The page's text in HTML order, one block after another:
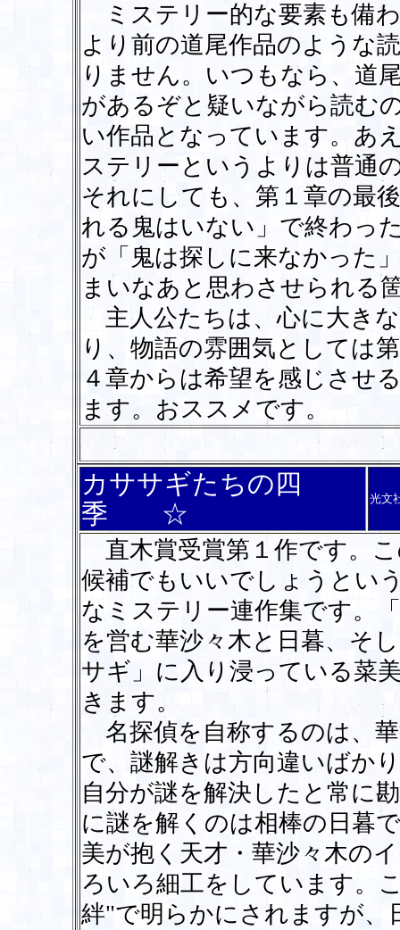
ミステリー的な要素も備
より前の道尾作品のような
りません。いつもなら、道
があるぞと疑いながら読む
い作品となっています。あ
ステリーというよりは普通
それにしても、第１章の最
れる鬼はいない」で終わっ
が「鬼は探しに来なかった
まいなあと思わさせられる
主人公たちは、心に大き
り、物語の雰囲気としては
４章からは希望を感じさせ
ます。おススメです。
カササギたちの四
季 ☆
光文
直木賞受賞第１作です。
候補でもいいでしょうとい
なミステリー連作集です。
を営む華沙々木と日暮、そ
サギ」に入り浸っている菜
きます。
名探偵を自称するのは、
で、謎解きは方向違いばか
自分が謎を解決したと常に
に謎を解くのは相棒の日暮
美が抱く天才・華沙々木の
ろいろ細工をしています。
絆"で明らかにされますが、